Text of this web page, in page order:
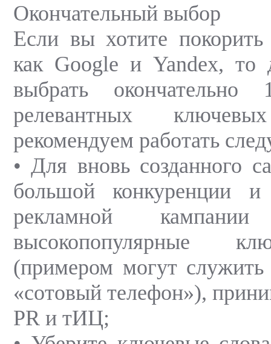
Окончательный выбор
Если вы хотите покорить
как Google и Yandex, то
выбрать окончательно
релевантных
рекомендуем работать
• Для вновь созданного
большой конкуренции и
рекламной
высокопопулярные
(примером могут
«сотовый телефон»),
PR и тИЦ;